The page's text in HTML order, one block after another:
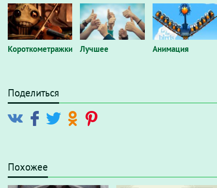
Короткометражки Лучшее Анимация
Поделиться
Похожее